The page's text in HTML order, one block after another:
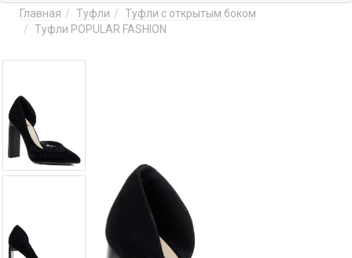
Главная Туфли
Туфли с открытым боком
Туфли POPULAR FASHION